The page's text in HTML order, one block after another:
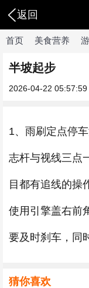
返回
首页 美食营养
半坡起步
2026-04-22 05:57:59
1、雨刷定点停
志杆与视线三点
目都有追线的操
使用引擎盖右前
要及时刹车，同
猜你喜欢